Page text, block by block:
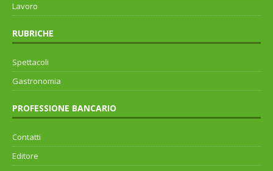
Lavoro
RUBRICHE
Spettacoli
Gastronomia
PROFESSIONE BANCARIO
Contatti
Editore